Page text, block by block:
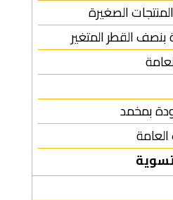
الصغيرة
القطر المتغير
بمخمد